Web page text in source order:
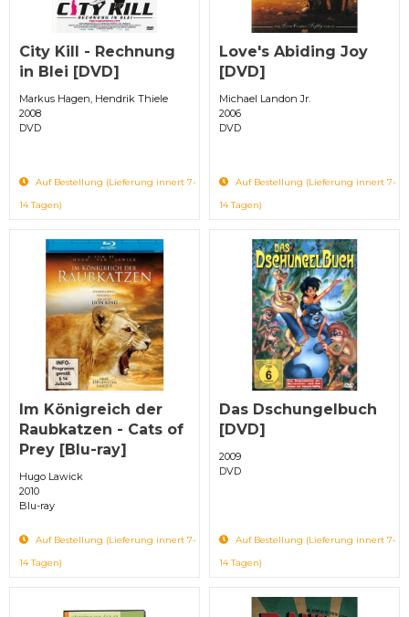
City Kill - Rechnung
in Blei [DVD]
Markus Hagen, Hendrik Thiele
2008
DVD
Auf Bestellung (Lieferung innert 7-
14 Tagen)
Love's Abiding Joy
[DVD]
Michael Landon Jr.
2006
DVD
Auf Bestellung (Lieferung innert 7-
14 Tagen)
Im Königreich der
Raubkatzen - Cats of
Prey [Blu-ray]
Hugo Lawick
2010
Blu-ray
Auf Bestellung (Lieferung innert 7-
14 Tagen)
Das Dschungelbuch
[DVD]
2009
DVD
Auf Bestellung (Lieferung innert 7-
14 Tagen)